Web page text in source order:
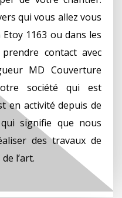
qui vous allez vous
1163 ou dans les
contact avec
MD Couverture
société qui est
en activité depuis de
signifie que nous
des travaux de
l’art.